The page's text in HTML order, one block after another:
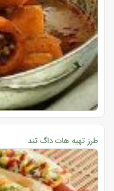
طرز تهیه هات داگ تند